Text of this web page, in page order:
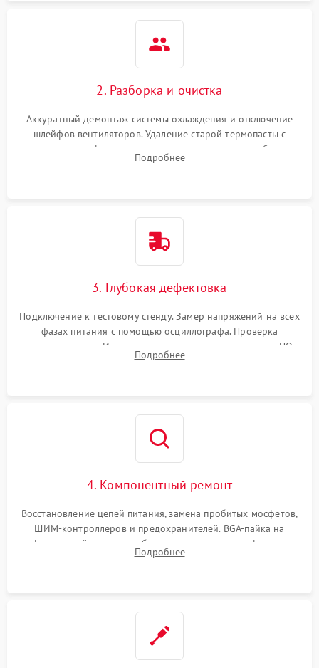
2. Разборка и очистка
Аккуратный демонтаж системы охлаждения и отключение
шлейфов вентиляторов. Удаление старой термопасты с
кристалла графического чипа и термопрокладок с банок
памяти и зоны VRM. Очистка платы от пыли и окислов.
Подробнее
3. Глубокая дефектовка
Подключение к тестовому стенду. Замер напряжений на всех
фазах питания с помощью осциллографа. Проверка
инициализации. Использование специализированного ПО
MATS
Подробнее
4. Компонентный ремонт
Восстановление цепей питания, замена пробитых мосфетов,
ШИМ-контроллеров и предохранителей. BGA-пайка на
инфракрасной станции реболлинг или замена графического
чипа и дефектной памяти GDDR. Прошивка BIOS
Подробнее